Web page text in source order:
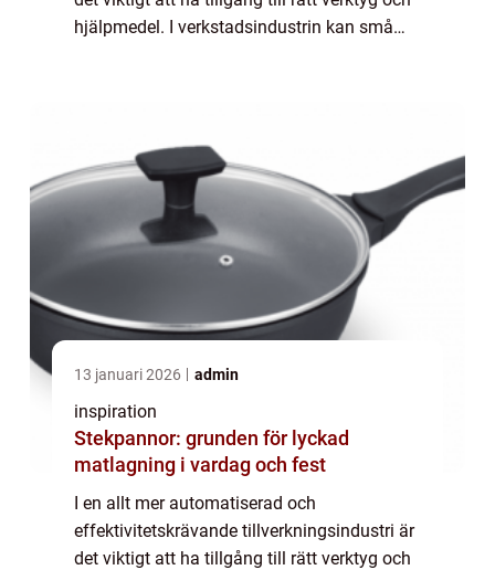
hjälpmedel. I verkstadsindustrin kan små
13 januari 2026 admin
inspiration
Stekpannor: grunden för lyckad
matlagning i vardag och fest
I en allt mer automatiserad och
effektivitetskrävande tillverkningsindustri är
det viktigt att ha tillgång till rätt verktyg och